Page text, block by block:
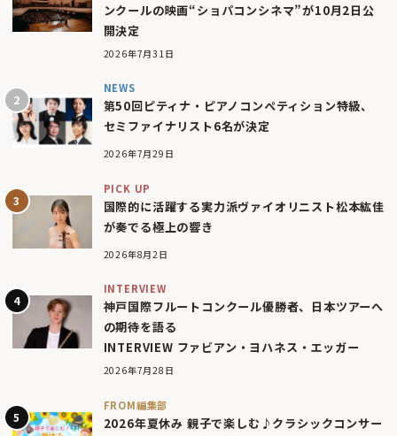
ンクールの映画“ショパコンシネマ”が10月2日公
開決定
2026年7月31日
NEWS
第50回ピティナ・ピアノコンペティション特級、
セミファイナリスト6名が決定
2026年7月29日
PICK UP
国際的に活躍する実力派ヴァイオリニスト松本紘佳
が奏でる極上の響き
2026年8月2日
INTERVIEW
神戸国際フルートコンクール優勝者、日本ツアーへ
の期待を語る
INTERVIEW ファビアン・ヨハネス・エッガー
2026年7月28日
FROM編集部
2026年夏休み 親子で楽しむ♪クラシックコンサー